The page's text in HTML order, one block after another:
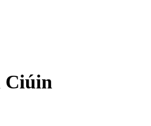
Ciúin